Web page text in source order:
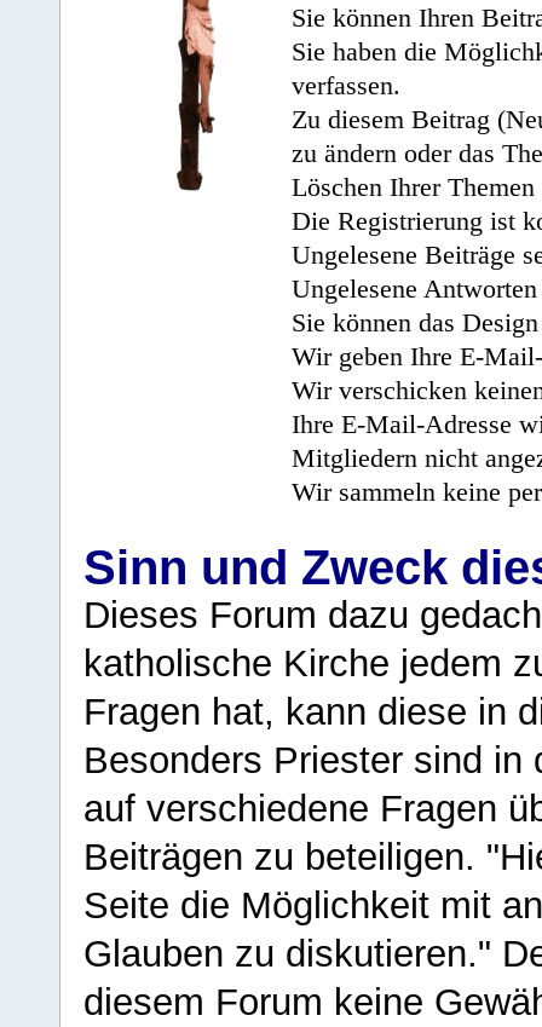
Sie können Ihren
Sie haben die
verfassen.
Zu diesem Beitrag
zu ändern oder das
Löschen Ihrer
Die Registrierung ist
Ungelesene Beiträge
Ungelesene
Sie können das
Wir geben Ihre E-
Wir verschicken
Ihre E-Mail-Adresse
Mitgliedern nicht
Wir sammeln keine
Sinn und Zweck
Dieses Forum dazu
katholische Kirche jedem
Fragen hat, kann diese in
Besonders Priester sind in
auf verschiedene Fragen
Beiträgen zu beteiligen.
Seite die Möglichkeit mit
Glauben zu diskutieren."
diesem Forum keine